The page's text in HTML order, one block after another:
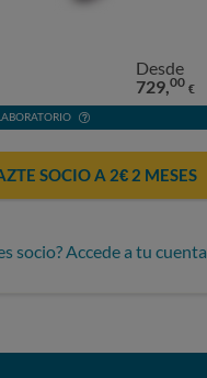
Desde
729,00 €
SOCIO A 2€ 2 MESES
socio? Accede a tu cuenta